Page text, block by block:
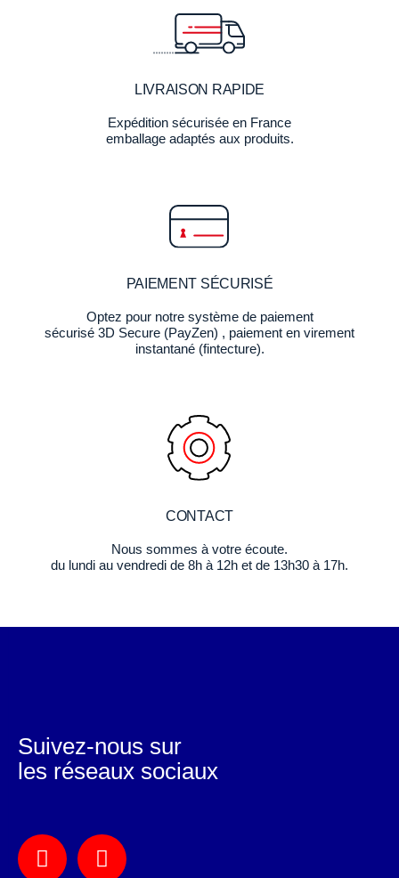
LIVRAISON RAPIDE
Expédition sécurisée en France
emballage adaptés aux produits.
PAIEMENT SÉCURISÉ
Optez pour notre système de paiement
sécurisé 3D Secure (PayZen) , paiement en virement
instantané (fintecture).
CONTACT
Nous sommes à votre écoute.
du lundi au vendredi de 8h à 12h et de 13h30 à 17h.
Suivez-nous sur
les réseaux sociaux